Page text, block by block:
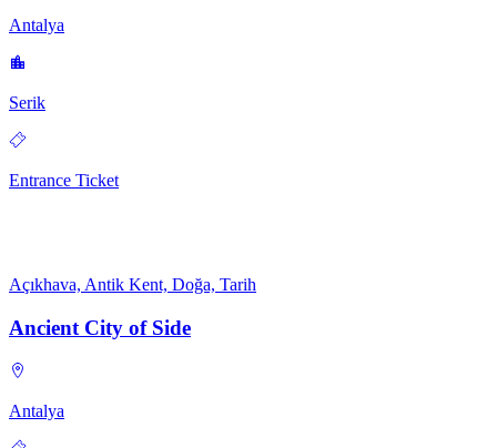
Antalya
Serik
Entrance Ticket
Açıkhava, Antik Kent, Doğa, Tarih
Ancient City of Side
Antalya